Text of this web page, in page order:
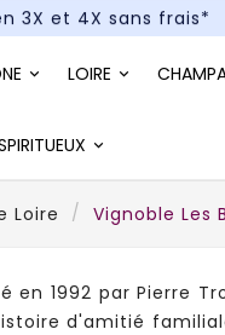
3X et 4X sans frais*
LOIRE
Loire Vignoble Les
en 1992 par Pierre
d'amitié